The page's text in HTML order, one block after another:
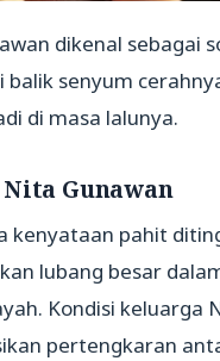
dikenal sebagai
balik senyum
di masa lalunya.
Gunawan
kenyataan pahit
lubang besar
Kondisi keluarga
pertengkaran